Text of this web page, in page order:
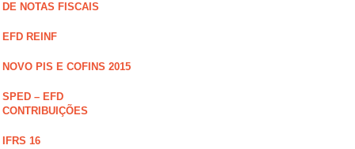
DE NOTAS FISCAIS
EFD REINF
NOVO PIS E COFINS 2015
SPED – EFD
CONTRIBUIÇÕES
IFRS 16